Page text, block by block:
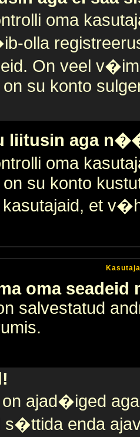
oma
olla
On veel
su konto
liitusin aga
oma
su konto
et
oma seadeid
salvestatud
ajad�iged
s�ttida enda